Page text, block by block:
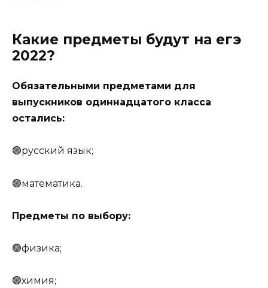
Какие предметы будут на егэ
2022?
Обязательными предметами для
выпускников одиннадцатого класса
остались:
🟢русский язык;
🟢математика.
Предметы по выбору:
🟢физика;
🟢химия;